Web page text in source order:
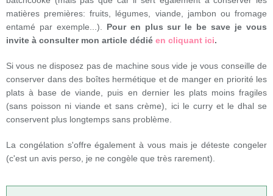
matières premières: fruits, légumes, viande, jambon ou fromage
entamé par exemple...). Pour en plus sur le be save je vous
invite à consulter mon article dédié en cliquant ici.
Si vous ne disposez pas de machine sous vide je vous conseille de
conserver dans des boîtes hermétique et de manger en priorité les
plats à base de viande, puis en dernier les plats moins fragiles
(sans poisson ni viande et sans crème), ici le curry et le dhal se
conservent plus longtemps sans problème.
La congélation s'offre également à vous mais je déteste congeler
(c'est un avis perso, je ne congèle que très rarement).